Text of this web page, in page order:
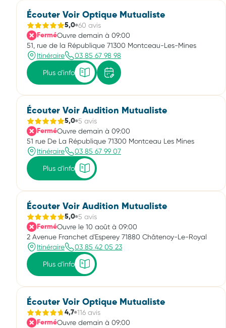
Écouter Voir Optique Mutualiste
5,0 60 avis
FerméOuvre demain à 09:00
51, rue de la République 71300 Montceau-Les-Mines
Itinéraire
03 85 67 98 98
Plus d'info
Écouter Voir Audition Mutualiste
5,0 5 avis
FerméOuvre demain à 09:00
51 rue De La République 71300 Montceau Les Mines
Itinéraire
03 85 67 99 07
Plus d'info
Écouter Voir Audition Mutualiste
5,0 5 avis
FerméOuvre le 10 août à 09:00
2 Avenue Franchet d'Esperey 71880 Châtenoy-Le-Royal
Itinéraire
03 85 42 05 23
Plus d'info
Écouter Voir Optique Mutualiste
4,7 116 avis
FerméOuvre demain à 09:00